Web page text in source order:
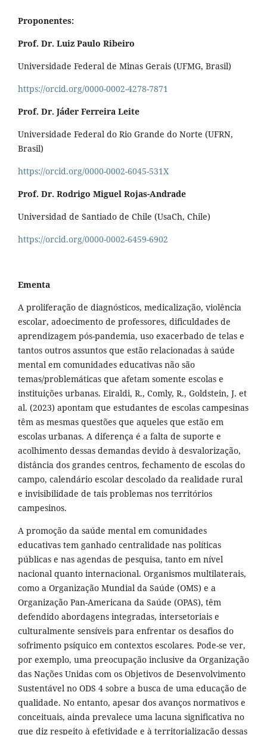
Proponentes:
Prof. Dr. Luiz Paulo Ribeiro
Universidade Federal de Minas Gerais (UFMG, Brasil)
https://orcid.org/0000-0002-4278-7871
Prof. Dr. Jáder Ferreira Leite
Universidade Federal do Rio Grande do Norte (UFRN,
Brasil)
https://orcid.org/0000-0002-6045-531X
Prof. Dr. Rodrigo Miguel Rojas-Andrade
Universidad de Santiado de Chile (UsaCh, Chile)
https://orcid.org/0000-0002-6459-6902
Ementa
A proliferação de diagnósticos, medicalização, violência
escolar, adoecimento de professores, dificuldades de
aprendizagem pós-pandemia, uso exacerbado de telas e
tantos outros assuntos que estão relacionadas à saúde
mental em comunidades educativas não são
temas/problemáticas que afetam somente escolas e
instituições urbanas. Eiraldi, R., Comly, R., Goldstein, J. et
al. (2023) apontam que estudantes de escolas campesinas
têm as mesmas questões que aqueles que estão em
escolas urbanas. A diferença é a falta de suporte e
acolhimento dessas demandas devido à desvalorização,
distância dos grandes centros, fechamento de escolas do
campo, calendário escolar descolado da realidade rural
e invisibilidade de tais problemas nos territórios
campesinos.
A promoção da saúde mental em comunidades
educativas tem ganhado centralidade nas políticas
públicas e nas agendas de pesquisa, tanto em nível
nacional quanto internacional. Organismos multilaterais,
como a Organização Mundial da Saúde (OMS) e a
Organização Pan-Americana da Saúde (OPAS), têm
defendido abordagens integradas, intersetoriais e
culturalmente sensíveis para enfrentar os desafios do
sofrimento psíquico em contextos escolares. Pode-se ver,
por exemplo, uma preocupação inclusive da Organização
das Nações Unidas com os Objetivos de Desenvolvimento
Sustentável no ODS 4 sobre a busca de uma educação de
qualidade. No entanto, apesar dos avanços normativos e
conceituais, ainda prevalece uma lacuna significativa no
que diz respeito à efetividade e à territorialização dessas